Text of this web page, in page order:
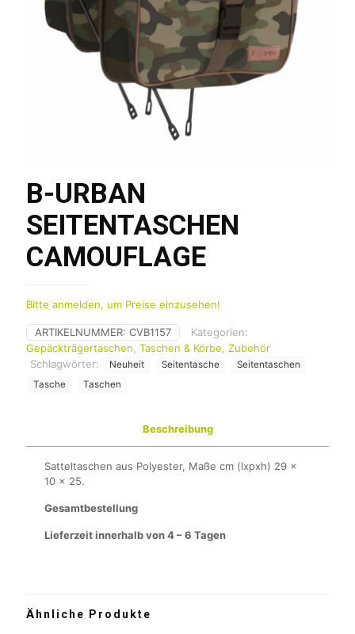
B-URBAN
SEITENTASCHEN
CAMOUFLAGE
Bitte anmelden, um Preise einzusehen!
ARTIKELNUMMER: CVB1157
Kategorien:
Gepäckträgertaschen Taschen & Körbe Zubehör
Schlagwörter:
Neuheit Seitentasche
Seitentaschen
Tasche
Taschen
Beschreibung
Satteltaschen aus Polyester, Maße cm (lxpxh) 29 x
10 x 25.
Gesamtbestellung
Lieferzeit innerhalb von 4 – 6 Tagen
Ähnliche Produkte